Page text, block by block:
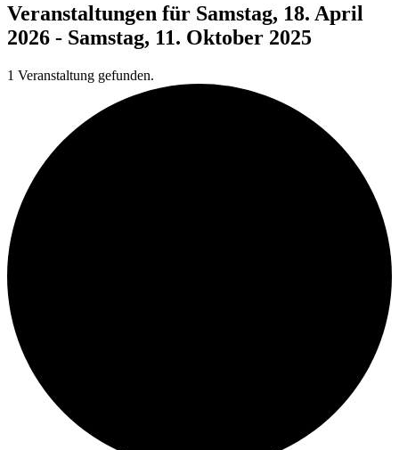
Veranstaltungen für Samstag, 18. April
2026 - Samstag, 11. Oktober 2025
1 Veranstaltung gefunden.